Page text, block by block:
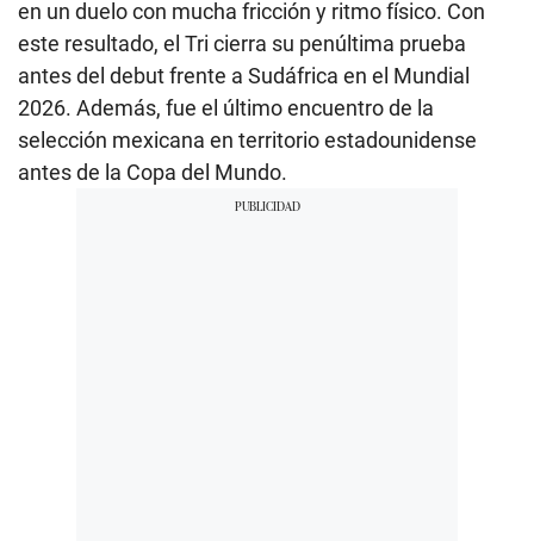
en un duelo con mucha fricción y ritmo físico. Con
este resultado, el Tri cierra su penúltima prueba
antes del debut frente a Sudáfrica en el Mundial
2026. Además, fue el último encuentro de la
selección mexicana en territorio estadounidense
antes de la Copa del Mundo.